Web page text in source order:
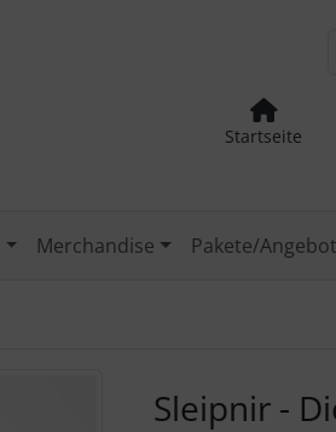
Startseite
Merchandise Pakete/
Sleipnir -